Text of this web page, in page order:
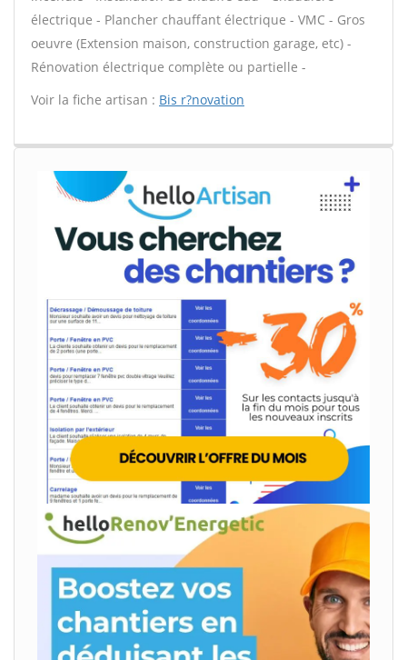
électrique - Plancher chauffant électrique - VMC - Gros
oeuvre (Extension maison, construction garage, etc) -
Rénovation électrique complète ou partielle -
Voir la fiche artisan : Bis r?novation